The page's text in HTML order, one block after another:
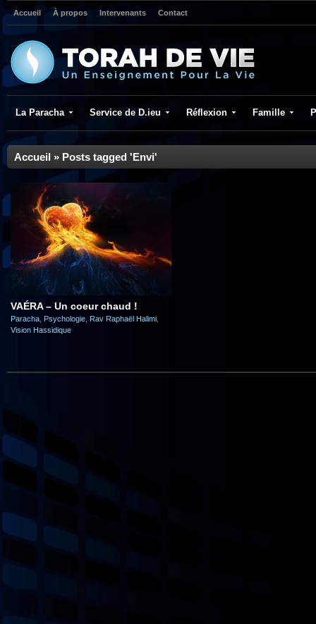
Accueil À propos Intervenants Contact
La Paracha Service de D.ieu Réflexion Famille
Accueil » Posts tagged 'Envi'
VAÉRA – Un coeur chaud !
Paracha Psychologie Rav Raphaël Halimi
Vision Hassidique